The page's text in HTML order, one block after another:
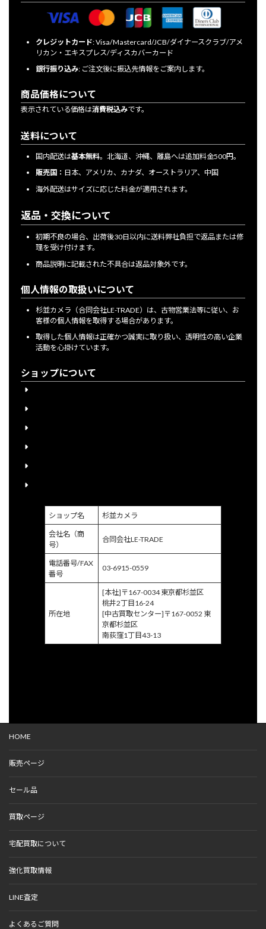
クレジットカード: Visa/Mastercard/JCB/ダイナースクラブ/アメ
リカン・エキスプレス/ディスカバーカード
銀行振り込み: ご注文後に振込先情報をご案内します。
商品価格について
表示されている価格は消費税込みです。
送料について
国内配送は基本無料。北海道、沖縄、離島へは追加料金500円。
販売国： 日本、アメリカ、カナダ、オーストラリア、中国
海外配送はサイズに応じた料金が適用されます。
返品・交換について
初期不良の場合、出荷後30日以内に送料弊社負担で返品または修
理を受け付けます。
商品説明に記載された不具合は返品対象外です。
個人情報の取扱いについて
杉並カメラ（合同会社LE-TRADE）は、古物営業法等に従い、お
客様の個人情報を取得する場合があります。
取得した個人情報は正確かつ誠実に取り扱い、透明性の高い企業
活動を心掛けています。
ショップについて
ショップ名 杉並カメラ
会社名（商
号）
合同会社LE-TRADE
電話番号/FAX
番号
03-6915-0559
所在地
[本社]〒167-0034 東京都杉並区
桃井2丁目16-24
[中古買取センター]〒167-0052 東
京都杉並区
南荻窪1丁目43-13
HOME
販売ページ
セール品
買取ページ
宅配買取について
強化買取情報
LINE査定
よくあるご質問